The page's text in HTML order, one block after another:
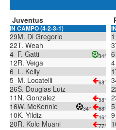
Juventus
IN CAMPO (4-2-3-1)
29M. Di Gregorio
22T. Weah
4 F. Gatti 34°
12R. Veiga
6 L. Kelly
5 M. Locatelli 68°
26S. Douglas Luiz
11 N. Gonzalez 58°
16W. McKennie 34° 68°
10K. Yildiz 46°
20R. Kolo Muani 77°
1
6
4
5
9